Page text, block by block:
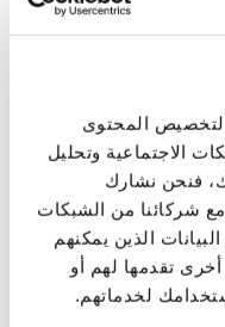
لتخصيص المحتوى
الاجتماعية وتحليل
فنحن نشارك
شركائنا من الشبكات
الذين يمكنهم
تقدمها لهم أو
لخدماتهم.
من الخصم الخاص بك